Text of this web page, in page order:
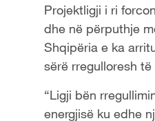
Projektligji i ri
dhe në përputhje
Shqipëria e ka
sërë rregulloresh
“Ligji bën
energjisë ku edhe